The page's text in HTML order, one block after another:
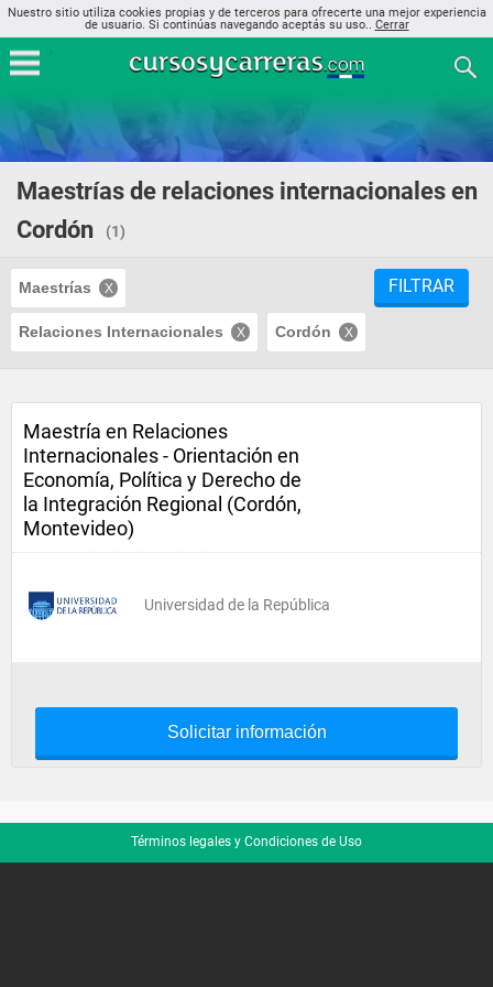
Nuestro sitio utiliza cookies propias y de terceros para ofrecerte una mejor experiencia
de usuario. Si continúas navegando aceptás su uso.. Cerrar
Maestrías de relaciones internacionales en
Cordón
(1)
Maestrías
Relaciones Internacionales Cordón
FILTRAR
Maestría en Relaciones
Internacionales - Orientación en
Economía, Política y Derecho de
la Integración Regional (Cordón,
Montevideo)
Universidad de la República
Solicitar información
Términos legales y Condiciones de Uso